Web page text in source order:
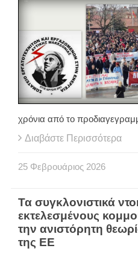
χρόνια από το
Διαβάστε Περισσότερα
25 Φεβρουάριος 2026
Τα συγκλονιστικά
εκτελεσμένους
την ανιστόρητη
της ΕΕ